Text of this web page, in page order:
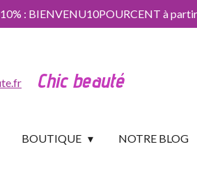
10% : BIENVENU10POURCENT à
Chic beauté
BOUTIQUE NOTRE BLOG